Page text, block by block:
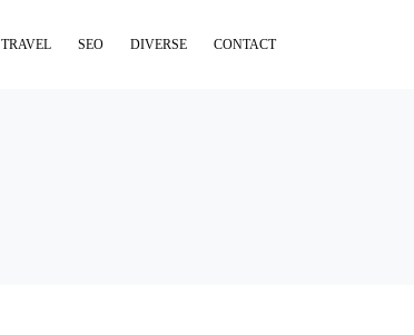
TRAVEL SEO DIVERSE CONTACT